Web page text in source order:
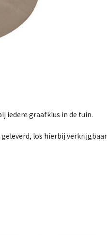
iedere graafklus in de tuin.
los hierbij verkrijgbaar